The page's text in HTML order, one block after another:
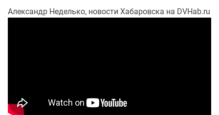
Александр Неделько, новости Хабаровска на DVHab.ru